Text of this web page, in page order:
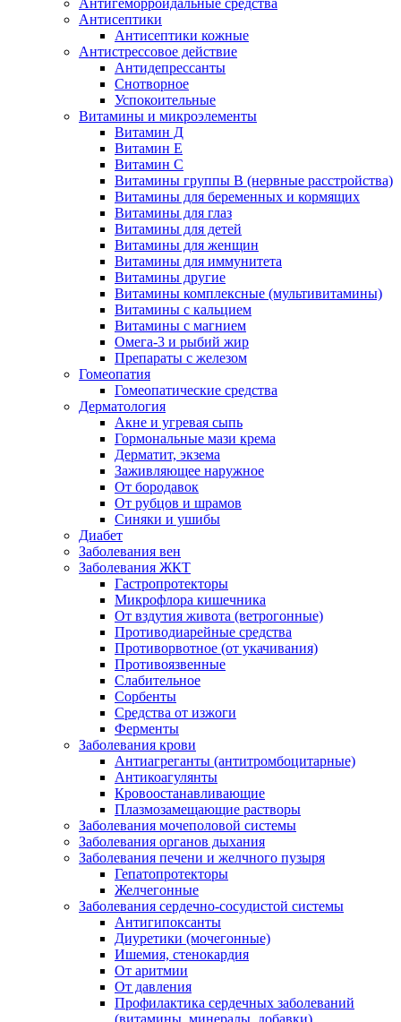
Антигеморроидальные средства
Антисептики
Антисептики кожные
Антистрессовое действие
Антидепрессанты
Снотворное
Успокоительные
Витамины и микроэлементы
Витамин Д
Витамин Е
Витамин С
Витамины группы В (нервные расстройства)
Витамины для беременных и кормящих
Витамины для глаз
Витамины для детей
Витамины для женщин
Витамины для иммунитета
Витамины другие
Витамины комплексные (мультивитамины)
Витамины с кальцием
Витамины с магнием
Омега-3 и рыбий жир
Препараты с железом
Гомеопатия
Гомеопатические средства
Дерматология
Акне и угревая сыпь
Гормональные мази крема
Дерматит, экзема
Заживляющее наружное
От бородавок
От рубцов и шрамов
Синяки и ушибы
Диабет
Заболевания вен
Заболевания ЖКТ
Гастропротекторы
Микрофлора кишечника
От вздутия живота (ветрогонные)
Противодиарейные средства
Противорвотное (от укачивания)
Противоязвенные
Слабительное
Сорбенты
Средства от изжоги
Ферменты
Заболевания крови
Антиагреганты (антитромбоцитарные)
Антикоагулянты
Кровоостанавливающие
Плазмозамещающие растворы
Заболевания мочеполовой системы
Заболевания органов дыхания
Заболевания печени и желчного пузыря
Гепатопротекторы
Желчегонные
Заболевания сердечно-сосудистой системы
Антигипоксанты
Диуретики (мочегонные)
Ишемия, стенокардия
От аритмии
От давления
Профилактика сердечных заболеваний
(витамины, минералы, добавки)